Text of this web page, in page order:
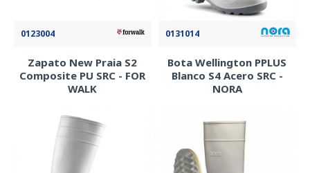
0123004
Zapato New Praia S2
Composite PU SRC - FOR
WALK
0131014
Bota Wellington PPLUS
Blanco S4 Acero SRC -
NORA